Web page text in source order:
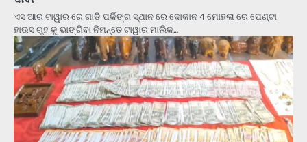
ଏସ ଆର ଟାୱାର ରେ ଗାଡି ପର୍କିଙ୍ଗ ସ୍ଥାନ ରେ ଦୋକାନ 4 ମୋହଲା ରେ ପେଣ୍ଟା
ହାଉସ ଗୃହ କୁ ଭାଙ୍ଗିବା ନିମନ୍ତେ ଟାୱାର ମାଲିକ…